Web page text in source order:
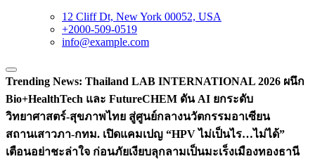
12 Cliff Dt, New York 00052, USA
+2000-509-0519
info@example.com
Trending News: Thailand LAB INTERNATIONAL 2026 ผนึก
Bio+HealthTech และ FutureCHEM ดัน AI ยกระดับ
วิทยาศาสตร์-สุขภาพไทย สู่ศูนย์กลางนวัตกรรมอาเซียน
สถานเสาวภา-กทม. เปิดแคมเปญ “HPV ไม่เป็นไร…ไม่ได้”
เตือนอย่าชะล่าใจ ก่อนภัยเงียบลุกลามเป็นมะเร็งเมืองทองธานี